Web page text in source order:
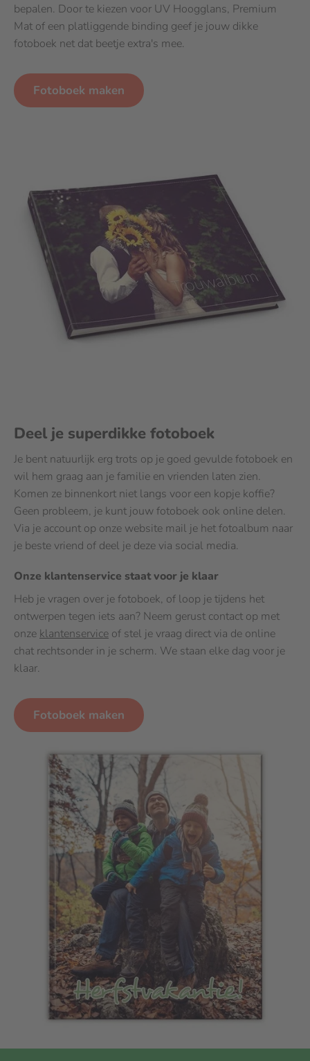
bepalen. Door te kiezen voor UV Hoogglans, Premium
Mat of een platliggende binding geef je jouw dikke
fotoboek net dat beetje extra's mee.
Fotoboek maken
Deel je superdikke fotoboek
Je bent natuurlijk erg trots op je goed gevulde fotoboek en
wil hem graag aan je familie en vrienden laten zien.
Komen ze binnenkort niet langs voor een kopje koffie?
Geen probleem, je kunt jouw fotoboek ook online delen.
Via je account op onze website mail je het fotoalbum naar
je beste vriend of deel je deze via social media.
Onze klantenservice staat voor je klaar
Heb je vragen over je fotoboek, of loop je tijdens het
ontwerpen tegen iets aan? Neem gerust contact op met
onze klantenservice of stel je vraag direct via de online
chat rechtsonder in je scherm. We staan elke dag voor je
klaar.
Fotoboek maken